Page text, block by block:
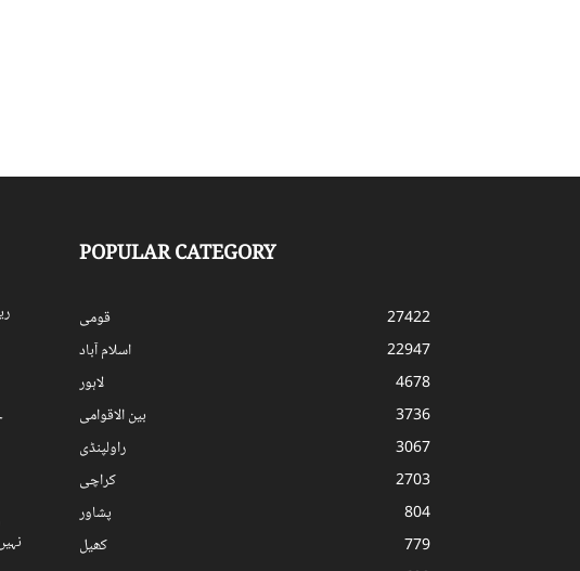
POPULAR CATEGORY
قومی
27422
اسلام آباد
22947
لاہور
4678
بین الاقوامی
3736
راولپنڈی
3067
کراچی
2703
پشاور
804
کھیل
779